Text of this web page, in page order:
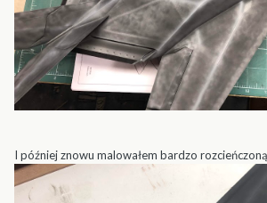
I później znowu malowałem bardzo